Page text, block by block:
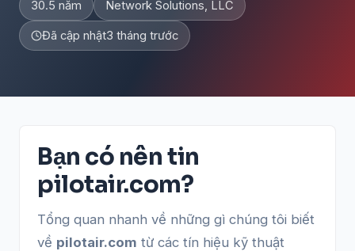
30.5 năm Network Solutions, LLC
Đã cập nhật3 tháng trước
Bạn có nên tin
pilotair.com?
Tổng quan nhanh về những gì chúng tôi biết
về pilotair.com từ các tín hiệu kỹ thuật